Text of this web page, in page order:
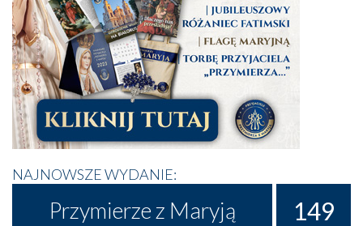
NAJNOWSZE WYDANIE:
Przymierze z Maryją 149